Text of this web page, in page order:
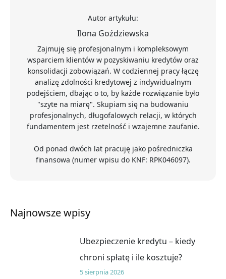
Autor artykułu:
Ilona Goździewska
Zajmuję się profesjonalnym i kompleksowym
wsparciem klientów w pozyskiwaniu kredytów oraz
konsolidacji zobowiązań. W codziennej pracy łączę
analizę zdolności kredytowej z indywidualnym
podejściem, dbając o to, by każde rozwiązanie było
"szyte na miarę". Skupiam się na budowaniu
profesjonalnych, długofalowych relacji, w których
fundamentem jest rzetelność i wzajemne zaufanie.
Od ponad dwóch lat pracuję jako pośredniczka
finansowa (numer wpisu do KNF: RPK046097).
Najnowsze wpisy
Ubezpieczenie kredytu – kiedy
chroni spłatę i ile kosztuje?
5 sierpnia 2026